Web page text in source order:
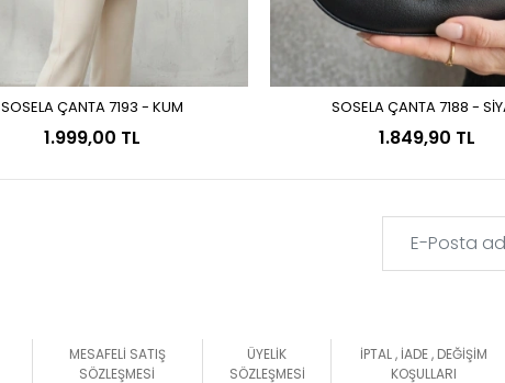
Sepete Ekle
SOSELA ÇANTA 7193 - KUM
1.999,00 TL
Sepete Ekle
SOSELA ÇANTA 7188 -
1.849,90 TL
MESAFELİ SATIŞ
SÖZLEŞMESİ
ÜYELİK
SÖZLEŞMESİ
İPTAL , İADE , DEĞİŞİM
KOŞULLARI